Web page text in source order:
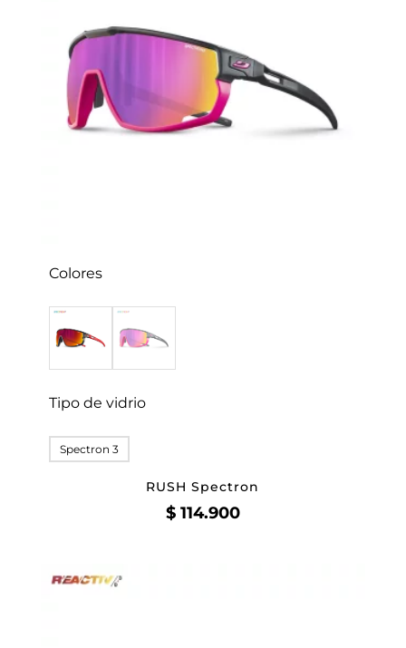
Colores
Tipo de vidrio
Spectron 3
RUSH Spectron
$114.900